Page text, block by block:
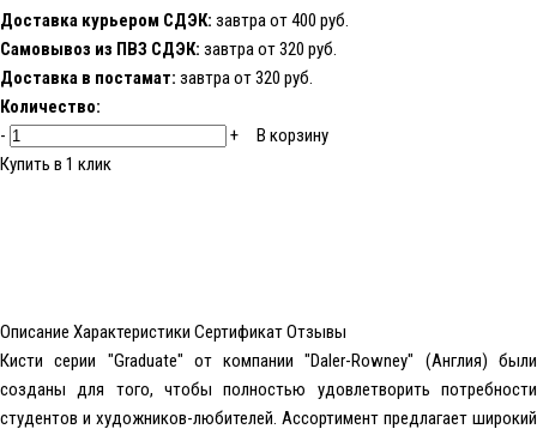
Доставка курьером СДЭК: завтра от 400 руб.
Самовывоз из ПВЗ СДЭК: завтра от 320 руб.
Доставка в постамат: завтра от 320 руб.
Количество:
-
+
В корзину
Купить в 1 клик
Описание Характеристики СертификатОтзывы
Кисти серии "Graduate" от компании "Daler-Rowney" (Англия) были
созданы для того, чтобы полностью удовлетворить потребности
студентов и художников-любителей. Ассортимент предлагает широкий